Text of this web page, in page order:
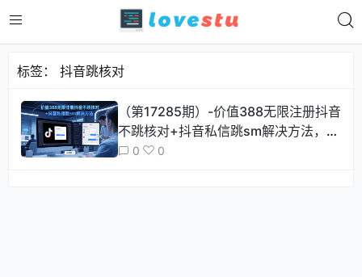
标签： 抖音跳核对
（第17285期）-价值388无限注册抖音
不跳核对+抖音私信跳sm解决方法，5
月最新抖音跳核对技术
0 0